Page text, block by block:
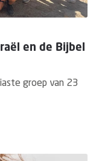
en de Bijbel
groep van 23